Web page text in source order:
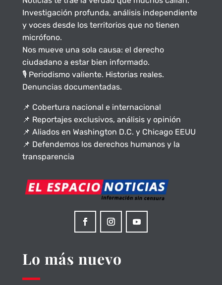
Investigación profunda, análisis independiente
y voces desde los territorios que no tienen
micrófono.
Nos mueve una sola causa: el derecho
ciudadano a estar bien informado.
🎙️ Periodismo valiente. Historias reales.
Denuncias documentadas.
📌 Cobertura nacional e internacional
📌 Reportajes exclusivos, análisis y opinión
📌 Aliados en Washington D.C. y Chicago EEUU
📌 Defendemos los derechos humanos y la
transparencia
Lo más nuevo